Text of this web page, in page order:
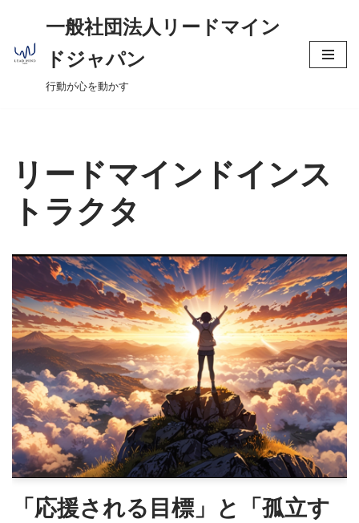
コ
ン
ス
キ
一般社団法人リードマイン
ドジャパン
行動が心を動かす
リードマインドインス
トラクタ
「応援される目標」と「孤立す